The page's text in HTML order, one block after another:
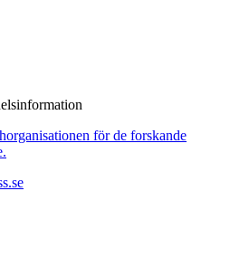
för de forskande